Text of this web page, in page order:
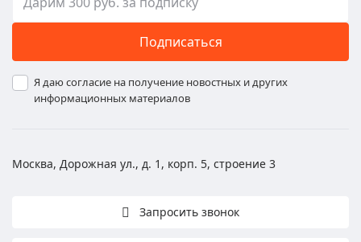
Подписаться
Я даю согласие на получение новостных и других
информационных материалов
Москва, Дорожная ул., д. 1, корп. 5, строение 3
Запросить звонок